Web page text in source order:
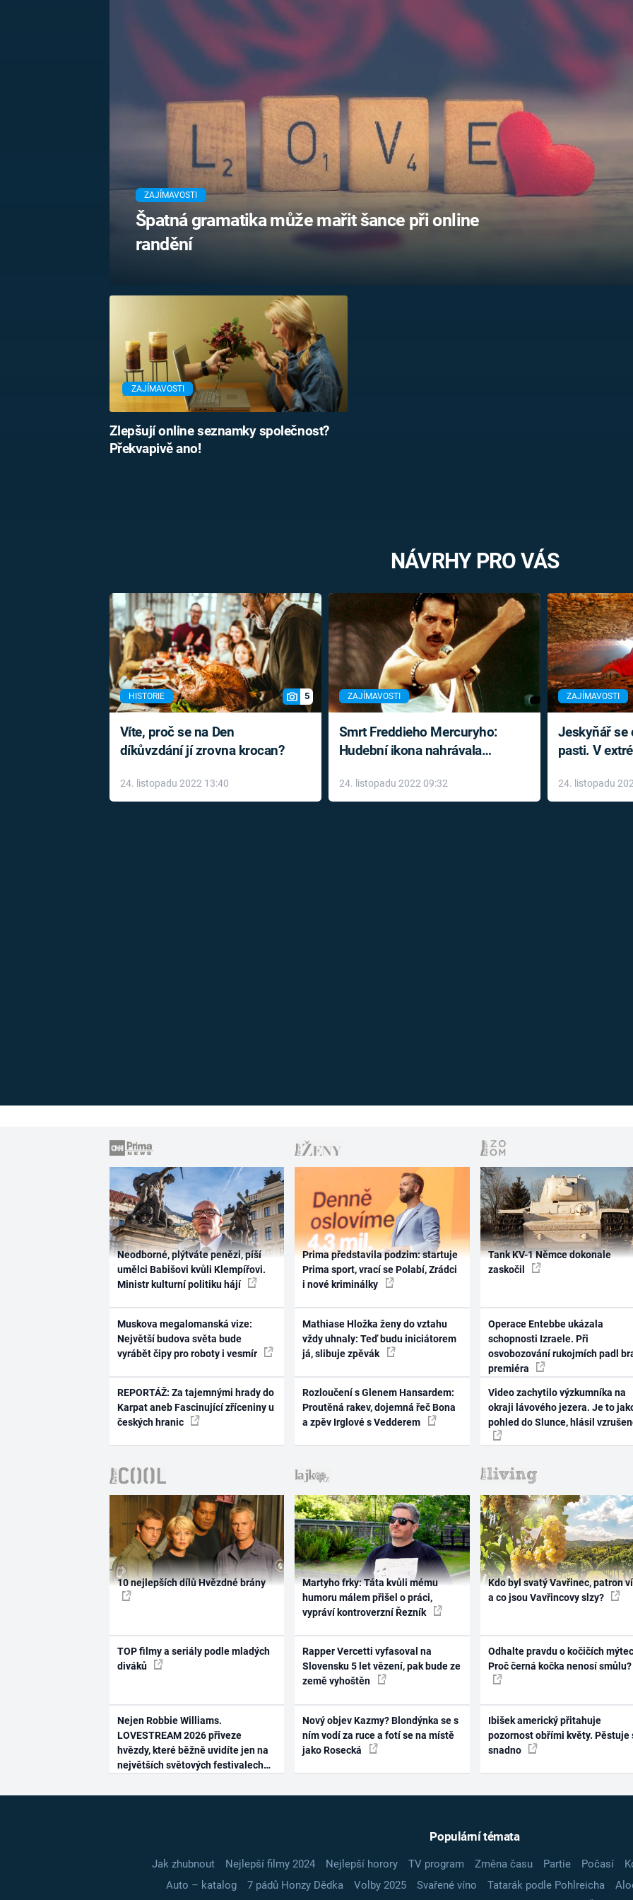
MARIE TEREZIE
BONAPARTE
BRITSKÁ
RODINA
UFO A
MIMOZEMŠŤANÉ
ALTERNATIVNÍ
HISTORIE
ZAJÍMAVOSTI
Špatná gramatika může mařit šance při online
randění
ZAJÍMAVOSTI
Zlepšují online seznamky společnost?
Překvapivě ano!
NÁVRHY PRO VÁS
HISTORIE 5
Víte, proč se na Den
díkůvzdání jí zrovna krocan?
24. listopadu 2022 13:40
ZAJÍMAVOSTI
Smrt Freddieho Mercuryho:
Hudební ikona nahrávala
léky
24. listopadu 2022 09:32
ZAJÍMAVOSTI
Jeskyňář se
pasti. V
24. listopadu
Neodborné, plýtváte penězi, píší
umělci Babišovi kvůli Klempířovi.
Ministr kulturní politiku hájí
Muskova megalomanská vize:
Největší budova světa bude
vyrábět čipy pro roboty i vesmír
REPORTÁŽ: Za tajemnými hrady do
Karpat aneb Fascinující zříceniny u
českých hranic
Prima představila podzim: startuje
Prima sport, vrací se Polabí, Zrádci
i nové kriminálky
Mathiase Hložka ženy do vztahu
vždy uhnaly: Teď budu iniciátorem
já, slibuje zpěvák
Rozloučení s Glenem Hansardem:
Proutěná rakev, dojemná řeč Bona
a zpěv Irglové s Vedderem
Tank KV-1 Němce dokonale
zaskočil
Operace Entebbe ukázala
schopnosti Izraele. Při
osvobozování rukojmích padl
premiéra
Video zachytilo výzkumníka na
okraji lávového jezera. Je to
pohled do Slunce, hlásil
10 nejlepších dílů Hvězdné brány
TOP filmy a seriály podle mladých
diváků
Nejen Robbie Williams.
LOVESTREAM 2026 přiveze
hvězdy, které běžně uvidíte jen na
největších světových festivalech
Martyho frky: Táta kvůli mému
humoru málem přišel o práci,
vypráví kontroverzní Řezník
Rapper Vercetti vyfasoval na
Slovensku 5 let vězení, pak bude ze
země vyhoštěn
Nový objev Kazmy? Blondýnka se s
ním vodí za ruce a fotí se na místě
jako Rosecká
Kdo byl svatý Vavřinec, patron
a co jsou Vavřincovy slzy?
Odhalte pravdu o kočičích
Proč černá kočka nenosí smůlu?
Ibišek americký přitahuje
pozornost obřími květy. Pěstuje
snadno
Populární témata
Jak zhubnout Nejlepší filmy 2024 Nejlepší horory TV program Změna času Partie Počasí
Auto – katalog
7 pádů Honzy Dědka Volby 2025 Svařené víno Tatarák podle Pohlreicha